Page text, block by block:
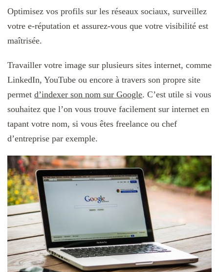
Optimisez vos profils sur les réseaux sociaux, surveillez
votre e-réputation et assurez-vous que votre visibilité est
maîtrisée.
Travailler votre image sur plusieurs sites internet, comme
LinkedIn, YouTube ou encore à travers son propre site
permet d’indexer son nom sur Google. C’est utile si vous
souhaitez que l’on vous trouve facilement sur internet en
tapant votre nom, si vous êtes freelance ou chef
d’entreprise par exemple.